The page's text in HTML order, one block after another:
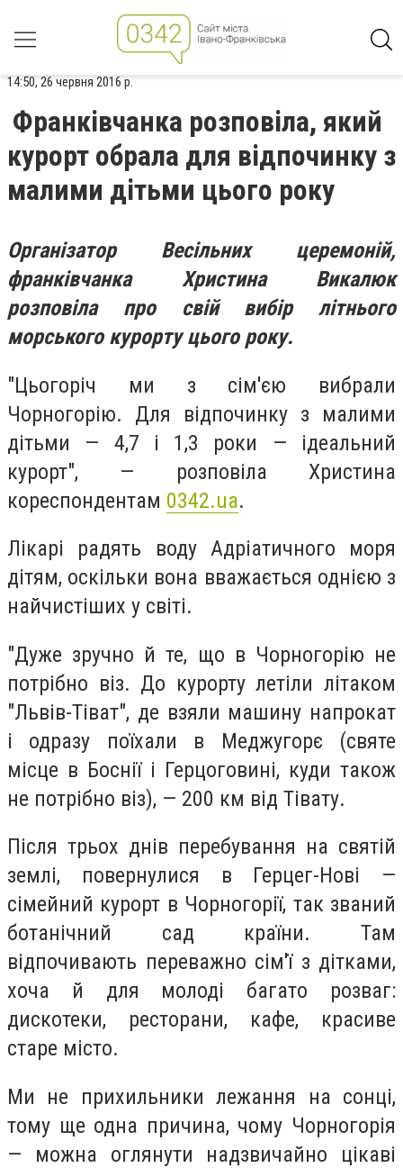
14:50, 26 червня 2016 р.
Франківчанка розповіла, який
курорт обрала для відпочинку з
малими дітьми цього року
Організатор Весільних церемоній,
франківчанка Христина Викалюк
розповіла про свій вибір літнього
морського курорту цього року.
"Цьогоріч ми з сім'єю вибрали
Чорногорію. Для відпочинку з малими
дітьми — 4,7 і 1,3 роки — ідеальний
курорт", — розповіла Христина
кореспондентам 0342.ua.
Лікарі радять воду Адріатичного моря
дітям, оскільки вона вважається однією з
найчистіших у світі.
"Дуже зручно й те, що в Чорногорію не
потрібно віз. До курорту летіли літаком
"Львів-Тіват", де взяли машину напрокат
і одразу поїхали в Меджугорє (святе
місце в Боснії і Герцоговині, куди також
не потрібно віз), — 200 км від Тівату.
Після трьох днів перебування на святій
землі, повернулися в Герцег-Нові —
сімейний курорт в Чорногорії, так званий
ботанічний сад країни. Там
відпочивають переважно сім'ї з дітками,
хоча й для молоді багато розваг:
дискотеки, ресторани, кафе, красиве
старе місто.
Ми не прихильники лежання на сонці,
тому ще одна причина, чому Чорногорія
— можна оглянути надзвичайно цікаві